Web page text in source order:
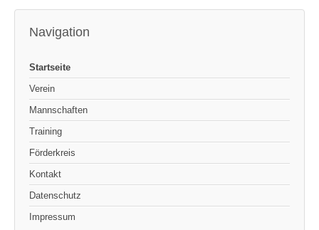
Navigation
Startseite
Verein
Mannschaften
Training
Förderkreis
Kontakt
Datenschutz
Impressum